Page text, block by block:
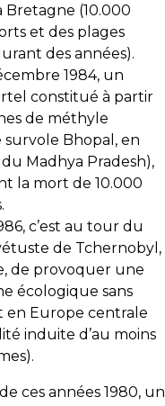
Bretagne (10.000
et des plages
des années).
1984, un
constitué à partir
de méthyle
survole Bhopal, en
Madhya Pradesh),
la mort de 10.000
c’est au tour du
de Tchernobyl,
de provoquer une
écologique sans
en Europe centrale
induite d’au moins
ces années 1980, un